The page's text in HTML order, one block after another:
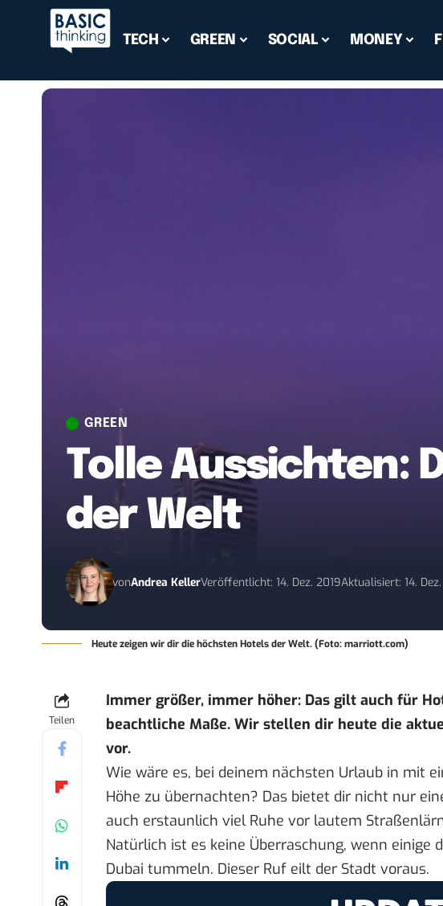
TECH GREEN SOCIAL MONEY
GREEN
Tolle Aussichten:
der Welt
vonAndrea KellerVeröffentlicht: 14. Dez. 2019Aktualisiert: 14.
Heute zeigen wir dir die höchsten Hotels der Welt. (Foto: marriott.com)
Teilen
Immer größer, immer höher: Das gilt auch für
beachtliche Maße. Wir stellen dir heute die
vor.
Wie wäre es, bei deinem nächsten Urlaub in mit
Höhe zu übernachten? Das bietet dir nicht nur
auch erstaunlich viel Ruhe vor lautem
Natürlich ist es keine Überraschung, wenn einige
Dubai tummeln. Dieser Ruf eilt der Stadt voraus.